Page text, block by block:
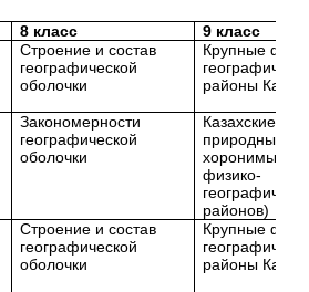
8 класс
9 класс
Строение и состав
географической
оболочки
Крупные
районы
Закономерности
географической
оболочки
Казахские
природные
хоронимы
физико-
географичес-
районов)
Строение и состав
географической
оболочки
Крупные
районы